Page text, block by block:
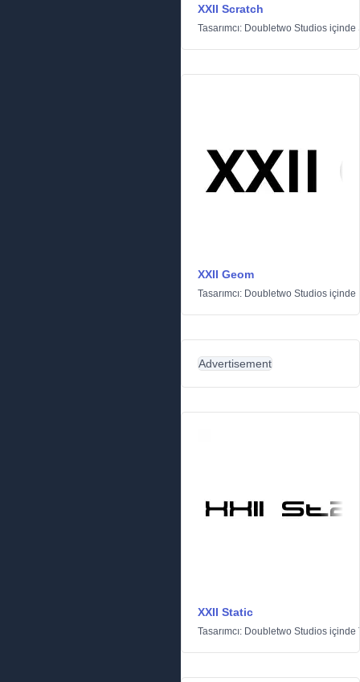
XXII Scratch
Tasarımcı: Doubletwo Studios içinde
XXII Geom
Tasarımcı: Doubletwo Studios içinde
Advertisement
XXII Static
Tasarımcı: Doubletwo Studios içinde